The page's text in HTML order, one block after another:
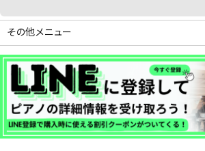
その他メニュー
分割払いシミュレーシ
納品・サービス・消音取付